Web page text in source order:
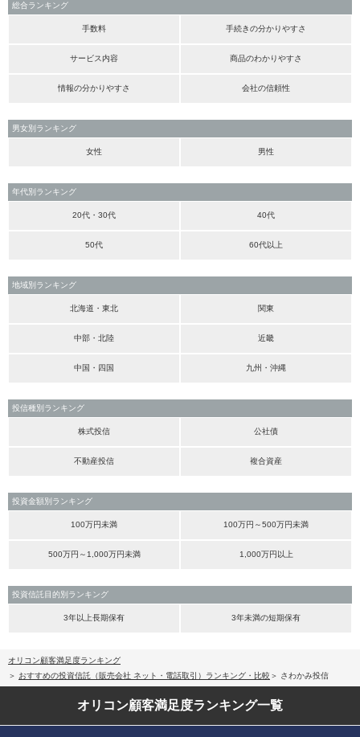
総合ランキング
手数料 手続きの分かりやすさ
サービス内容 商品のわかりやすさ
情報の分かりやすさ 会社の信頼性
男女別ランキング
女性 男性
年代別ランキング
20代・30代 40代
50代 60代以上
地域別ランキング
北海道・東北 関東
中部・北陸 近畿
中国・四国 九州・沖縄
投信種別ランキング
株式投信 公社債
不動産投信 複合資産
投資金額別ランキング
100万円未満 100万円～500万円未満
500万円～1,000万円未満 1,000万円以上
投資信託目的別ランキング
3年以上長期保有 3年未満の短期保有
オリコン顧客満足度ランキング
おすすめの投資信託（販売会社 ネット・電話取引）ランキング・比較
さわかみ投信
オリコン顧客満足度ランキング一覧